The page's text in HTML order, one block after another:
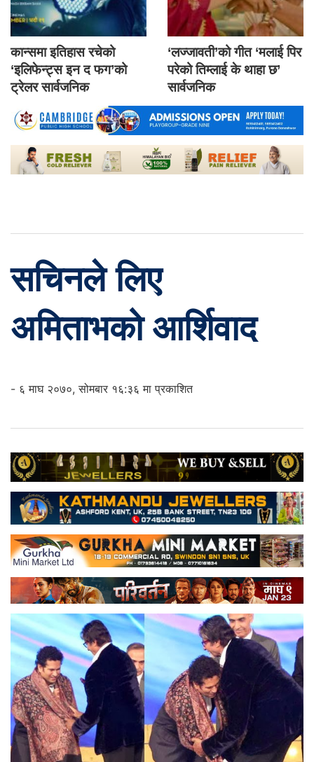
कान्समा इतिहास रचेको
‘इलिफेन्ट्स इन द फग’को
ट्रेलर सार्वजनिक
‘लज्जावती’को गीत ‘मलाई पिर
परेको तिम्लाई के थाहा छ’
सार्वजनिक
सचिनले लिए
अमिताभको आर्शिवाद
- ६ माघ २०७०, सोमबार १६:३६ मा प्रकाशित